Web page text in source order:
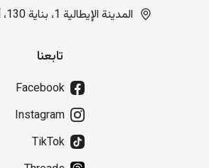
المدينة الإيطالية 1، بناية 130، أربيل، العراق
تابعنا
Facebook
Instagram
TikTok